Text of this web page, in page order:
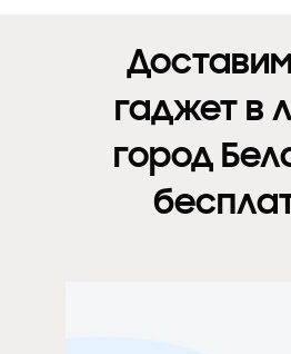
гаджет в
город